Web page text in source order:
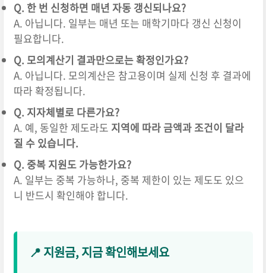
Q. 한 번 신청하면 매년 자동 갱신되나요?
A. 아닙니다. 일부는 매년 또는 매학기마다 갱신 신청이
필요합니다.
Q. 모의계산기 결과만으로는 확정인가요?
A. 아닙니다. 모의계산은 참고용이며 실제 신청 후 결과에
따라 확정됩니다.
Q. 지자체별로 다른가요?
A. 예, 동일한 제도라도 지역에 따라 금액과 조건이 달라
질 수 있습니다.
Q. 중복 지원도 가능한가요?
A. 일부는 중복 가능하나, 중복 제한이 있는 제도도 있으
니 반드시 확인해야 합니다.
📍 지원금, 지금 확인해보세요